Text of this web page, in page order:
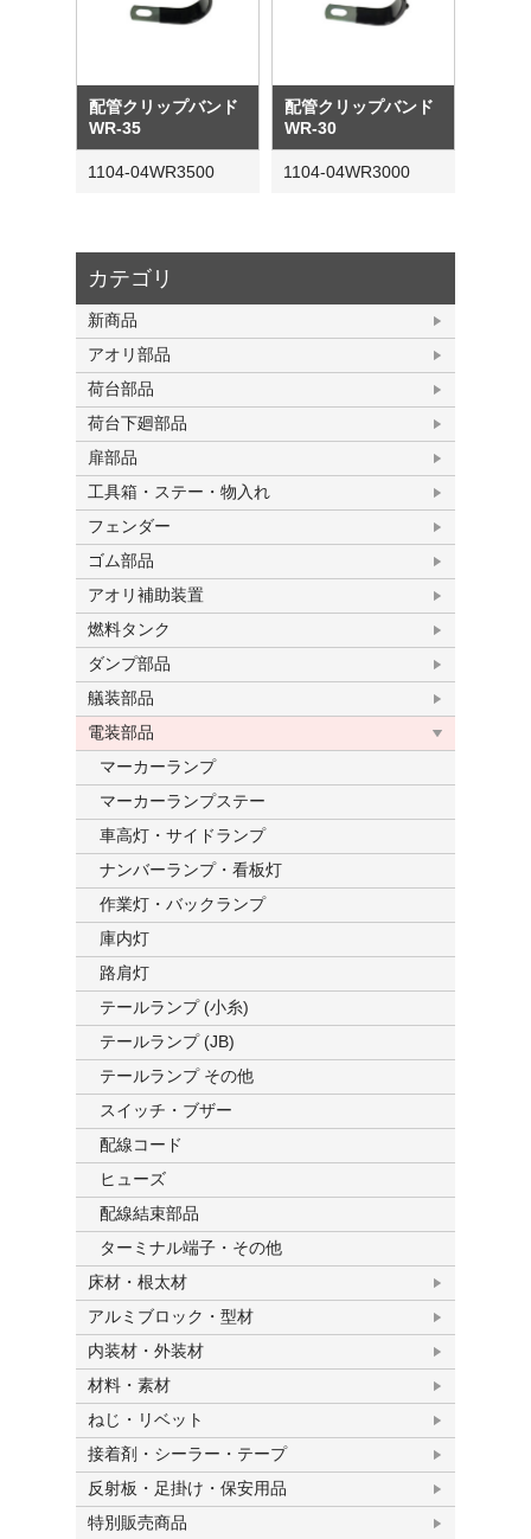
カテゴリ
新商品
アオリ部品
荷台部品
荷台下廻部品
扉部品
工具箱・ステー・物入れ
フェンダー
ゴム部品
アオリ補助装置
燃料タンク
ダンプ部品
艤装部品
電装部品
マーカーランプ
マーカーランプステー
車高灯・サイドランプ
ナンバーランプ・看板灯
作業灯・バックランプ
庫内灯
路肩灯
テールランプ (小糸)
テールランプ (JB)
テールランプ その他
スイッチ・ブザー
配線コード
ヒューズ
配線結束部品
ターミナル端子・その他
床材・根太材
アルミブロック・型材
内装材・外装材
材料・素材
ねじ・リベット
接着剤・シーラー・テープ
反射板・足掛け・保安用品
特別販売商品
配管クリップバンド
WR-35
1104-04WR3500
配管クリップバンド
WR-30
1104-04WR3000